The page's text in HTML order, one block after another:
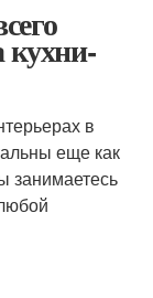
кухни-
в
еще как
занимаетесь